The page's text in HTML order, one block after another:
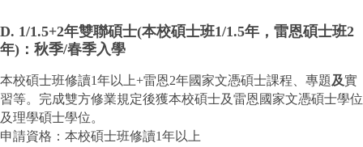
D. 1/1.5+2年雙聯碩士(本校碩士班1/1.5年，雷恩碩士班2
年)：秋季/春季入學
本校碩士班修讀1年以上+雷恩2年國家文憑碩士課程、專題及實
習等。完成雙方修業規定後獲本校碩士及雷恩國家文憑碩士學位
及理學碩士學位。
申請資格：本校碩士班修讀1年以上